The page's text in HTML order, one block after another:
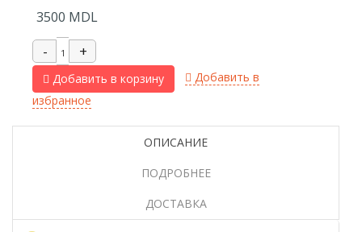
3500 MDL
Добавить в корзину
Добавить в
избранное
ОПИСАНИЕ
ПОДРОБНЕЕ
ДОСТАВКА